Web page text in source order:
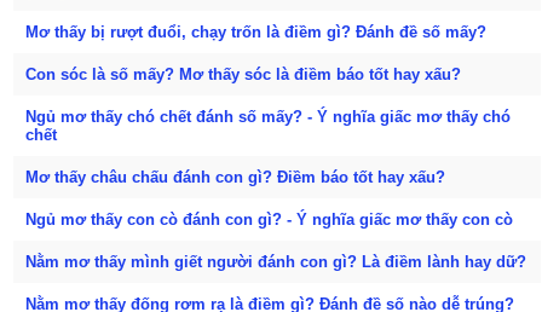
Mơ thấy bị rượt đuổi, chạy trốn là điềm gì? Đánh đề số mấy?
Con sóc là số mấy? Mơ thấy sóc là điềm báo tốt hay xấu?
Ngủ mơ thấy chó chết đánh số mấy? - Ý nghĩa giấc mơ thấy chó
chết
Mơ thấy châu chấu đánh con gì? Điềm báo tốt hay xấu?
Ngủ mơ thấy con cò đánh con gì? - Ý nghĩa giấc mơ thấy con cò
Nằm mơ thấy mình giết người đánh con gì? Là điềm lành hay dữ?
Nằm mơ thấy đống rơm rạ là điềm gì? Đánh đề số nào dễ trúng?